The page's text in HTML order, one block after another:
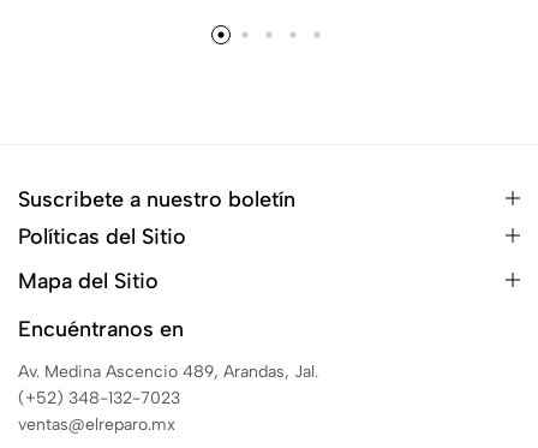
Suscribete a nuestro boletín
Políticas del Sitio
Mapa del Sitio
Encuéntranos en
Av. Medina Ascencio 489, Arandas, Jal.
(+52) 348-132-7023
ventas@elreparo.mx